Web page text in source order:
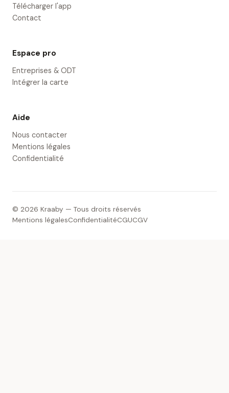
Télécharger l'app
Contact
Espace pro
Entreprises & ODT
Intégrer la carte
Aide
Nous contacter
Mentions légales
Confidentialité
© 2026 Kraaby — Tous droits réservés
Mentions légalesConfidentialitéCGUCGV